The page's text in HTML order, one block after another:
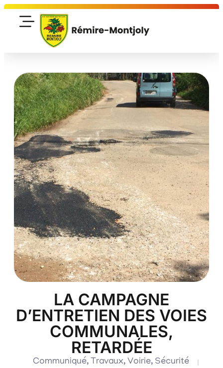
LA CAMPAGNE
D’ENTRETIEN DES VOIES
COMMUNALES,
RETARDÉE
Communiqué, Travaux, Voirie, Sécurité